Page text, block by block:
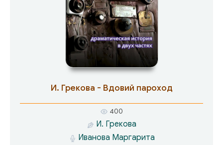
сталинского антисемитизма. Но дело у нее не
в идейности и не в политике. Писательница
забила тревогу, как всякий порядочный
человек, когда на глазах у него ни за что
гибнут достойные люди. Это беда и боль не
только их, но и того народа, который такое
допустил. И именно русский человек в романе
перечисляет основные черты еврейского
народа: «Вековые-то преследования даром не
прошли, выковали и характер, и волю, и
сплоченность. Любовь к детям. Любовь к
родичам… И мудрость <…> Горькая такая,
спокойная… с юмором».
И. Грекова - Вдовий пароход
400
И. Грекова
Иванова Маргарита